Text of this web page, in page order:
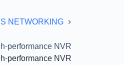
NETWORKING
performance NVR
performance NVR